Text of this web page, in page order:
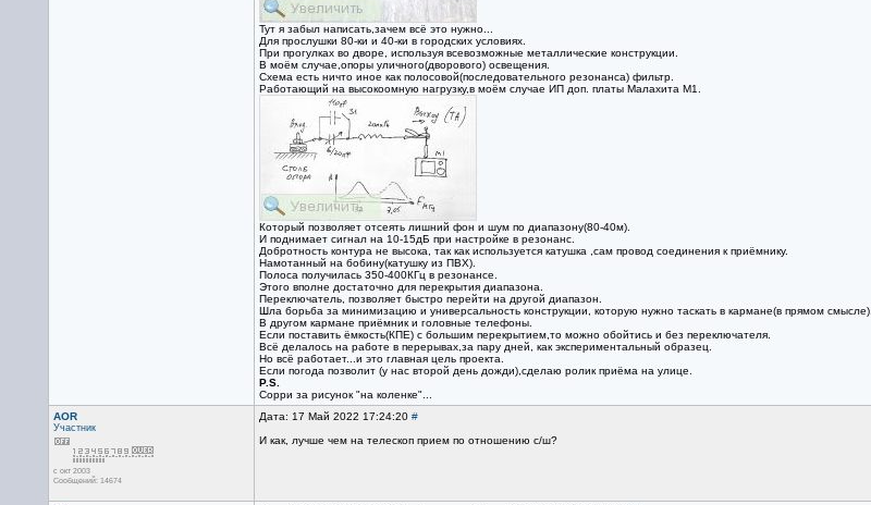
Тут я забыл написать,зачем всё это нужно...
Для прослушки 80-ки и 40-ки в городских условиях.
При прогулках во дворе, используя всевозможные металлические конструкции.
В моём случае,опоры уличного(дворового) освещения.
Схема есть ничто иное как полосовой(последовательного резонанса) фильтр.
Работающий на высокоомную нагрузку,в моём случае ИП доп. платы Малахита М1.
Который позволяет отсеять лишний фон и шум по диапазону(80-40м).
И поднимает сигнал на 10-15дБ при настройке в резонанс.
Добротность контура не высока, так как используется катушка ,сам провод соединения к приёмнику.
Намотанный на бобину(катушку из ПВХ).
Полоса получилась 350-400КГц в резонансе.
Этого вполне достаточно для перекрытия диапазона.
Переключатель, позволяет быстро перейти на другой диапазон.
Шла борьба за минимизацию и универсальность конструкции, которую нужно таскать в кармане(в прямом смысле).
В другом кармане приёмник и головные телефоны.
Если поставить ёмкость(КПЕ) с большим перекрытием,то можно обойтись и без переключателя.
Всё делалось на работе в перерывах,за пару дней, как экспериментальный образец.
Но всё работает...и это главная цель проекта.
Если погода позволит (у нас второй день дожди),сделаю ролик приёма на улице.
P.S.
Сорри за рисунок "на коленке"...
AOR
Участник
с окт 2003
Сообщений: 14674
Дата: 17 Май 2022 17:24:20 #
И как, лучше чем на телескоп прием по отношению с/ш?